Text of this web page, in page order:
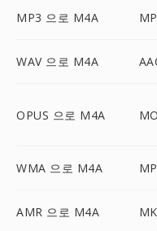
MP3 으로 M4A
WAV 으로 M4A
OPUS 으로 M4A
WMA 으로 M4A
AMR 으로 M4A